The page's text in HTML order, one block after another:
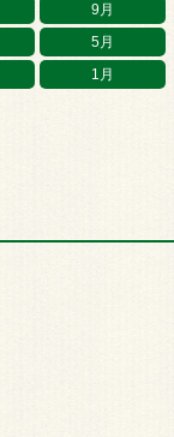
9月
5月
1月